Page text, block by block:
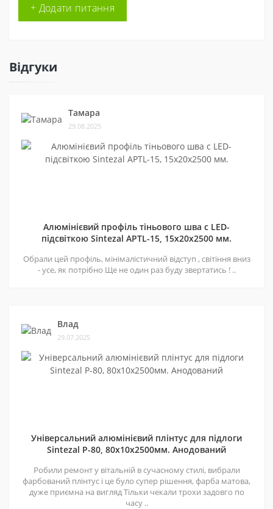
+ Додати питання
Відгуки
Тамара
29.08.2025
Алюмінієвий профіль тіньового шва c LED-
підсвіткою Sintezal APTL-15, 15х20х2500 мм.
Обрали цей профіль, мінімалістичний відступ , світіння вниз
- усе, як потрібно Ще не один раз буду звертатись ! ..
Влад
29.07.2025
Універсальний алюмінієвий плінтус для підлоги
Sintezal P-80, 80х10х2500мм. Анодований
Робили ремонт у вітальній в сучасному стилі, вибрали
фарбований плінтус і це було супер рішення, фарба матова,
дуже приємна на вигляд Тільки чекали трохи задовго по
часу ..